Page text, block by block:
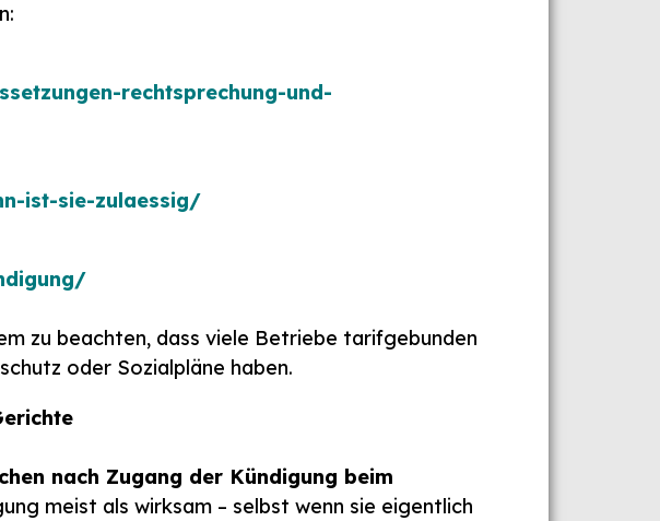
rechtsprechung-und-
ist-sie-zulaessig/
zu beachten, dass viele Betriebe tarifgebunden
oder Sozialpläne haben.
nach Zugang der Kündigung beim
meist als wirksam – selbst wenn sie eigentlich